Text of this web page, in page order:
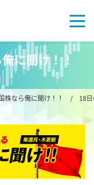
に聞け！！
株なら俺に聞け！！ / 18日